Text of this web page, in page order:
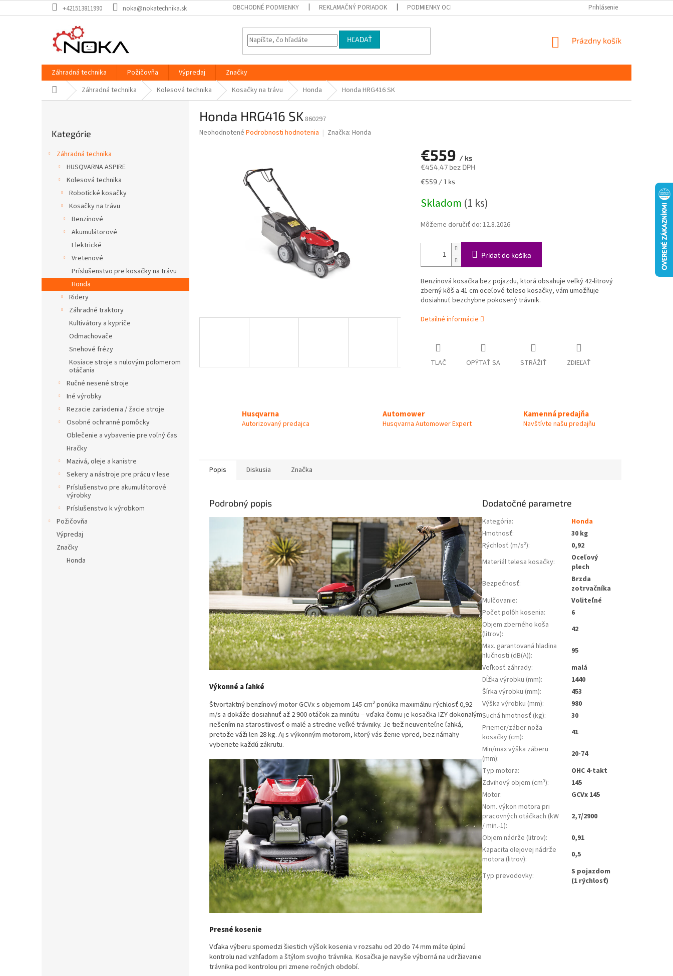
na
+421513811990 noka@nokatechnika.sk OBCHODNÉ PODMIENKY REKLAMAČNÝ PORIADOK PODMIENKY OCHRANY OSOBNÝCH ÚDAJOV DOPRAVA A PLATBAPrihlásenie
HĽADAŤ
NÁKUPNÝ
Prázdny košík
Záhradná technika Požičovňa Výpredaj
Značky
Domov Záhradná technika Kolesová technika Kosačky na trávu Honda Honda HRG416 SK
kategórie
Kategórie
Záhradná technika
HUSQVARNA ASPIRE
Kolesová technika
Robotické kosačky
Kosačky na trávu
Benzínové
Akumulátorové
Elektrické
Vretenové
Príslušenstvo pre kosačky na trávu
Honda
Ridery
Záhradné traktory
Kultivátory a kypriče
Odmachovače
Snehové frézy
Kosiace stroje s nulovým polomerom
otáčania
Ručné nesené stroje
Iné výrobky
Rezacie zariadenia / žacie stroje
Osobné ochranné pomôcky
Oblečenie a vybavenie pre voľný čas
Hračky
Mazivá, oleje a kanistre
Sekery a nástroje pre prácu v lese
Príslušenstvo pre akumulátorové
výrobky
Príslušenstvo k výrobkom
Požičovňa
Výpredaj
Značky
Honda
Honda HRG416 SK 860297
Priemerné
Neohodnotené Podrobnosti hodnotenia Značka: Honda
€559 / ks
€454,47 bez DPH
Jednotková
€559 / 1 ks
Skladom (1 ks)
Môžeme doručiť do: 12.8.2026
Pridať do košíka
Benzínová kosačka bez pojazdu, ktorá obsahuje veľký 42-litrový
zberný kôš a 41 cm oceľové teleso kosačky, vám umožňuje
dosiahnuť bezchybne pokosený trávnik.
Detailné informácie
TLAČ OPÝTAŤ SA STRÁŽIŤ ZDIEĽAŤ
Husqvarna
Autorizovaný predajca
Automower
Husqvarna Automower Expert
Kamenná predajňa
Navštívte našu predajňu
Popis Diskusia Značka
Podrobný popis
Výkonné a ľahké
Štvortaktný benzínový motor GCVx s objemom 145 cm³ ponúka maximálnu rýchlosť 0,92
m/s a dokáže dosiahnuť až 2 900 otáčok za minútu – vďaka čomu je kosačka IZY dokonalým
riešením na starostlivosť o malé a stredne veľké trávniky. Je tiež neuveriteľne ľahká,
pretože váži len 28 kg. Aj s výkonným motorom, ktorý vás ženie vpred, bez námahy
vyberiete každú zákrutu.
Presné kosenie
Vďaka výberu spomedzi šiestich výšok kosenia v rozsahu od 20 do 74 mm máte úplnú
kontrolu nad vzhľadom a štýlom svojho trávnika. Kosačka je navyše výborná na udržiavanie
trávnika pod kontrolou pri zmene ročných období.
Dodatočné parametre
Kategória:
Honda
Hmotnosť:
30 kg
Rýchlosť (m/s²):
0,92
Materiál telesa kosačky:
Oceľový
plech
Bezpečnosť:
Brzda
zotrvačníka
Mulčovanie:
Voliteľné
Počet polôh kosenia:
6
Objem zberného koša
(litrov):
42
Max. garantovaná hladina
hlučnosti (dB(A)):
95
Veľkosť záhrady:
malá
Dĺžka výrobku (mm):
1440
Šírka výrobku (mm):
453
Výška výrobku (mm):
980
Suchá hmotnosť (kg):
30
Priemer/záber noža
kosačky (cm):
41
Min/max výška záberu
(mm):
20-74
Typ motora:
OHC 4-takt
Zdvihový objem (cm³):
145
Motor:
GCVx 145
Nom. výkon motora pri
pracovných otáčkach (kW
/ min.-1):
2,7/2900
Objem nádrže (litrov):
0,91
Kapacita olejovej nádrže
motora (litrov): 0,5
Typ prevodovky:
S pojazdom
(1 rýchlosť)